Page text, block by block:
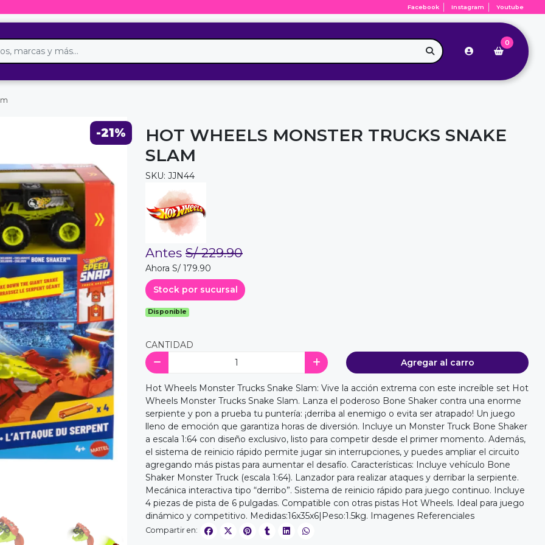
Facebook Instagram Youtube
0
-21%
HOT WHEELS MONSTER TRUCKS SNAKE
SLAM
SKU: JJN44
Antes S/ 229.90
Ahora S/ 179.90
Stock por sucursal
Disponible
CANTIDAD
Agregar al carro
Hot Wheels Monster Trucks Snake Slam: Vive la acción extrema con este increíble set Hot
Wheels Monster Trucks Snake Slam. Lanza el poderoso Bone Shaker contra una enorme
serpiente y pon a prueba tu puntería: ¡derriba al enemigo o evita ser atrapado! Un juego
lleno de emoción que garantiza horas de diversión. Incluye un Monster Truck Bone Shaker
a escala 1:64 con diseño exclusivo, listo para competir desde el primer momento. Además,
el sistema de reinicio rápido permite jugar sin interrupciones, y puedes ampliar el circuito
agregando más pistas para aumentar el desafío. Características: Incluye vehículo Bone
Shaker Monster Truck (escala 1:64). Lanzador para realizar ataques y derribar la serpiente.
Mecánica interactiva tipo “derribo”. Sistema de reinicio rápido para juego continuo. Incluye
4 piezas de pista de 6 pulgadas. Compatible con otras pistas Hot Wheels. Ideal para juego
dinámico y competitivo. Medidas:16x35x6|Peso:1.5kg. Imagenes Referenciales
Compartir en: